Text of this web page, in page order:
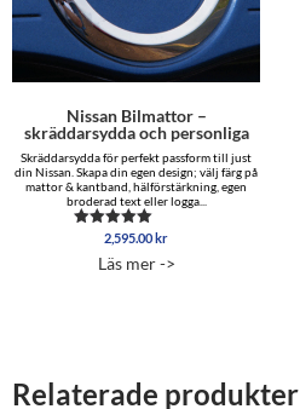
Nissan Bilmattor –
skräddarsydda och personliga
Skräddarsydda för perfekt passform till just
din Nissan. Skapa din egen design; välj färg på
mattor & kantband, hälförstärkning, egen
broderad text eller logga...
Betygsatt
av 5
2,595.00kr
Läs mer ->
Relaterade produkter